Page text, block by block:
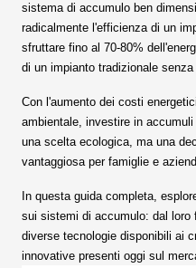
sistema di accumulo ben
radicalmente l'efficienza di un
sfruttare fino al 70-80%
di un impianto tradizionale senza
Con l'aumento dei costi
ambientale, investire in
una scelta ecologica, ma una
vantaggiosa per famiglie e
In questa guida completa,
sui sistemi di accumulo: dal loro
diverse tecnologie disponibili ai
innovative presenti oggi sul